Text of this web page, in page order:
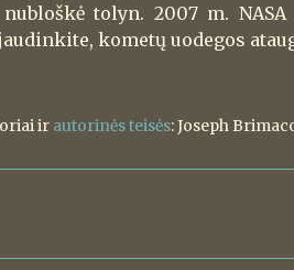
tolyn. 2007 m. NASA
kometų uodegos
ir autorinės teisės: Joseph